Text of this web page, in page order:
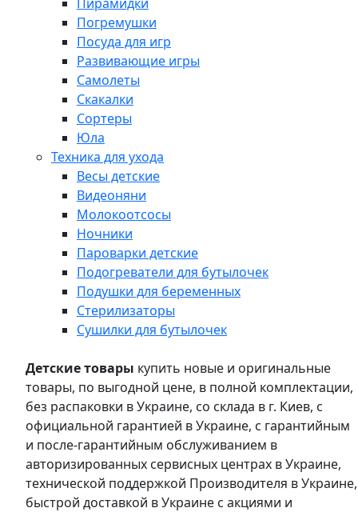
Погремушки
Посуда для игр
Развивающие игры
Самолеты
Скакалки
Сортеры
Юла
Техника для ухода
Весы детские
Видеоняни
Молокоотсосы
Ночники
Пароварки детские
Подогреватели для бутылочек
Подушки для беременных
Стерилизаторы
Сушилки для бутылочек
Детские товары купить новые и оригинальные
товары, по выгодной цене, в полной комплектации,
без распаковки в Украине, со склада в г. Киев, с
официальной гарантией в Украине, с гарантийным
и после-гарантийным обслуживанием в
авторизированных сервисных центрах в Украине,
технической поддержкой Производителя в Украине,
быстрой доставкой в Украине с акциями и